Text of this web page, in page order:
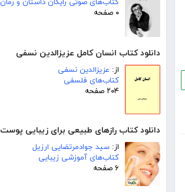
کتاب‌های صوتی رایگان داستان و رمان
۰ صفحه
دانلود کتاب انسان کامل عزیزالدین نسفی
از: عزیزالدین نسفی
کتاب‌های فلسفی
۲۰۴ صفحه
دانلود کتاب رازهای طبیعی برای زیبایی پوست
از: سید جوادمرتضایی ارزیل
کتاب‌های آموزشی زیبایی
۶ صفحه